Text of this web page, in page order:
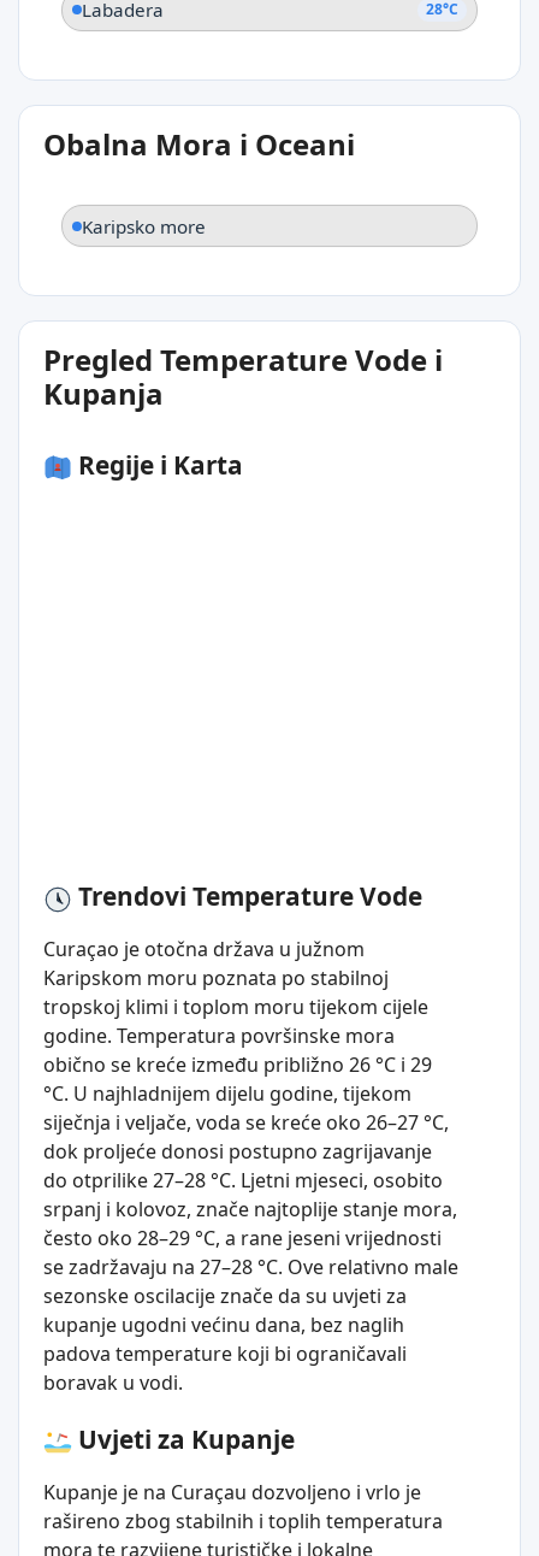
Labadera 28°C
Obalna Mora i Oceani
Karipsko more
Pregled Temperature Vode i
Kupanja
Regije i Karta
Trendovi Temperature Vode
Curaçao je otočna država u južnom
Karipskom moru poznata po stabilnoj
tropskoj klimi i toplom moru tijekom cijele
godine. Temperatura površinske mora
obično se kreće između približno 26 °C i 29
°C. U najhladnijem dijelu godine, tijekom
siječnja i veljače, voda se kreće oko 26–27 °C,
dok proljeće donosi postupno zagrijavanje
do otprilike 27–28 °C. Ljetni mjeseci, osobito
srpanj i kolovoz, znače najtoplije stanje mora,
često oko 28–29 °C, a rane jeseni vrijednosti
se zadržavaju na 27–28 °C. Ove relativno male
sezonske oscilacije znače da su uvjeti za
kupanje ugodni većinu dana, bez naglih
padova temperature koji bi ograničavali
boravak u vodi.
Uvjeti za Kupanje
Kupanje je na Curaçau dozvoljeno i vrlo je
rašireno zbog stabilnih i toplih temperatura
mora te razvijene turističke i lokalne